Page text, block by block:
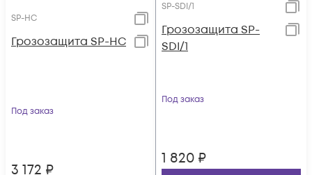
SP-HC
Грозозащита SP-HC
Под заказ
3 172 ₽
SP-SDI/1
Грозозащита SP-
SDI/1
Под заказ
1 820 ₽